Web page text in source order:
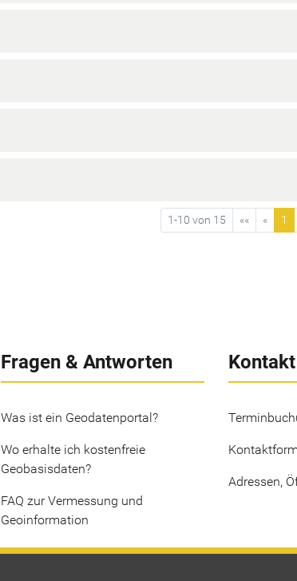
1-10 von 15 «« « 1
Fragen & Antworten
Was ist ein Geodatenportal?
Wo erhalte ich kostenfreie
Geobasisdaten?
FAQ zur Vermessung und
Geoinformation
Kontakt
Adressen,